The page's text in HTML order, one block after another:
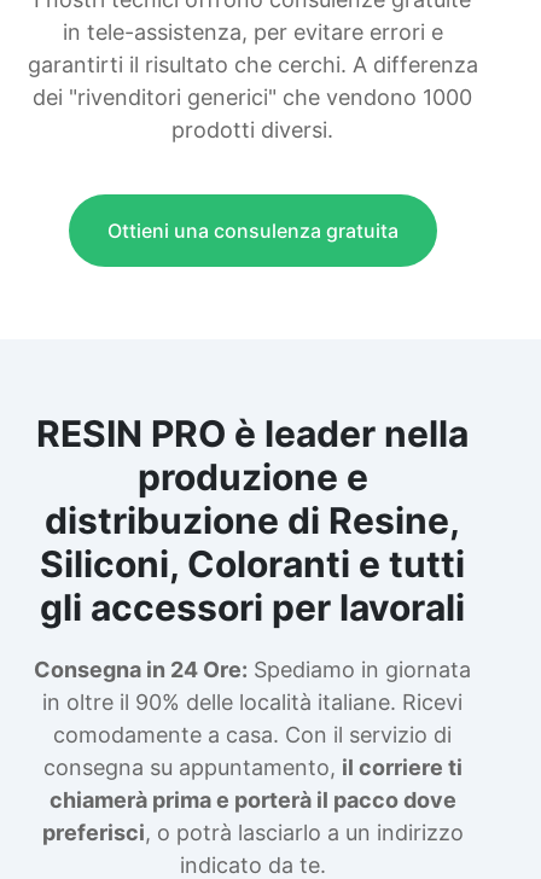
in tele-assistenza, per evitare errori e
garantirti il risultato che cerchi. A differenza
dei "rivenditori generici" che vendono 1000
prodotti diversi.
Ottieni una consulenza gratuita
RESIN PRO è leader nella
produzione e
distribuzione di Resine,
Siliconi, Coloranti e tutti
gli accessori per lavorali
Consegna in 24 Ore: Spediamo in giornata
in oltre il 90% delle località italiane. Ricevi
comodamente a casa. Con il servizio di
consegna su appuntamento, il corriere ti
chiamerà prima e porterà il pacco dove
preferisci, o potrà lasciarlo a un indirizzo
indicato da te.